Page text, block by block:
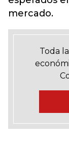
mercado.
Toda